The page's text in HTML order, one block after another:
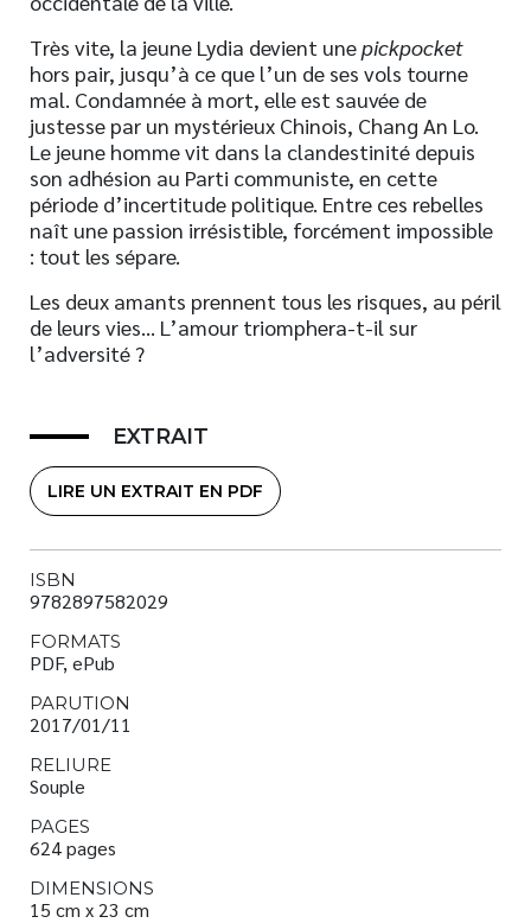
Très vite, la jeune Lydia devient unepickpocket
hors pair, jusqu’à ce que l’un de ses vols tourne
mal. Condamnée à mort, elle est sauvée de
justesse par un mystérieux Chinois, Chang An Lo.
Le jeune homme vit dans la clandestinité depuis
son adhésion au Parti communiste, en cette
période d’incertitude politique. Entre ces rebelles
naît une passion irrésistible, forcément impossible
: tout les sépare.
Les deux amants prennent tous les risques, au péril
de leurs vies… L’amour triomphera-t-il sur
l’adversité ?
EXTRAIT
LIRE UN EXTRAIT EN PDF
ISBN
9782897582029
FORMATS
PDF, ePub
PARUTION
2017/01/11
RELIURE
Souple
PAGES
624 pages
DIMENSIONS
15 cm x 23 cm